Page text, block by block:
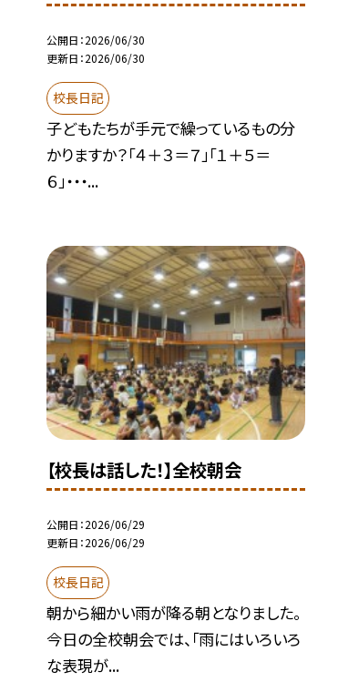
公開日 2026/06/30
更新日 2026/06/30
校長日記
子どもたちが手元で繰っているもの分
かりますか？「４＋３＝７」「１＋５＝
６」・・・...
【校長は話した！】全校朝会
公開日 2026/06/29
更新日 2026/06/29
校長日記
朝から細かい雨が降る朝となりました。
今日の全校朝会では、「雨にはいろいろ
な表現が...